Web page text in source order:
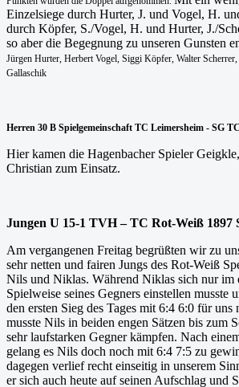
Einzelsiege durch Hurter, J. und Vogel, H.
durch Köpfer, S./Vogel, H. und Hurter, J./
so aber die Begegnung zu unseren Gunsten
Jürgen Hurter, Herbert Vogel, Siggi Köpfer, Walter
Gallaschik
Herren 30 B Spielgemeinschaft TC Leimersheim - SG
Hier kamen die Hagenbacher Spieler
Christian zum Einsatz.
Jungen U 15-1 TVH – TC Rot-Weiß 1897
Am vergangenen Freitag begrüßten wir zu
sehr netten und fairen Jungs des Rot-Weiß
Nils und Niklas. Während Niklas sich nur im
Spielweise seines Gegners einstellen musste
den ersten Sieg des Tages mit 6:4 6:0 für uns
musste Nils in beiden engen Sätzen bis zum
sehr laufstarken Gegner kämpfen. Nach
gelang es Nils doch noch mit 6:4 7:5 zu
dagegen verlief recht einseitig in unserem
er sich auch heute auf seinen Aufschlag und